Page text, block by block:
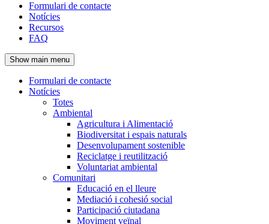
Navegació
principal
de
l'encapçalament
Formulari de contacte
Notícies
Recursos
FAQ
Show main menu
Navegació
principal
Formulari de contacte
Notícies
Totes
Ambiental
Agricultura i Alimentació
Biodiversitat i espais naturals
Desenvolupament sostenible
Reciclatge i reutilització
Voluntariat ambiental
Comunitari
Educació en el lleure
Mediació i cohesió social
Participació ciutadana
Moviment veïnal